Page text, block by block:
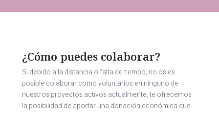
¿Cómo puedes colaborar?
Si debido a la distancia o falta de tiempo, no os es
posible colaborar como voluntarios en ninguno de
nuestros proyectos activos actualmente, te ofrecemos
la posibilidad de aportar una donación económica que